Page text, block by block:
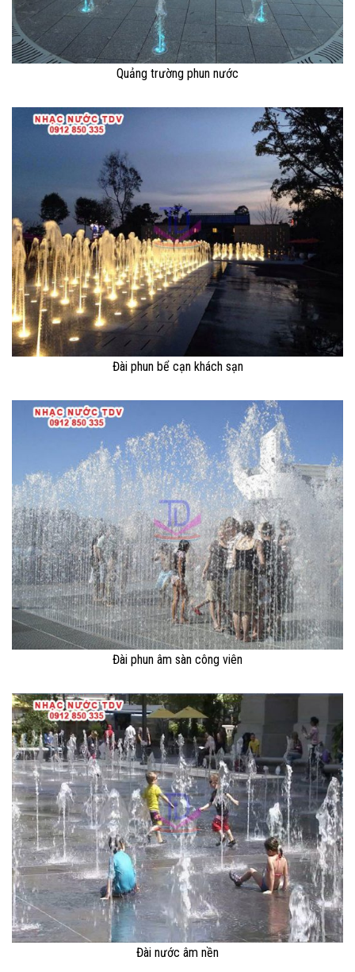
Quảng trường phun nước
Đài phun bể cạn khách sạn
Đài phun âm sàn công viên
Đài nước âm nền